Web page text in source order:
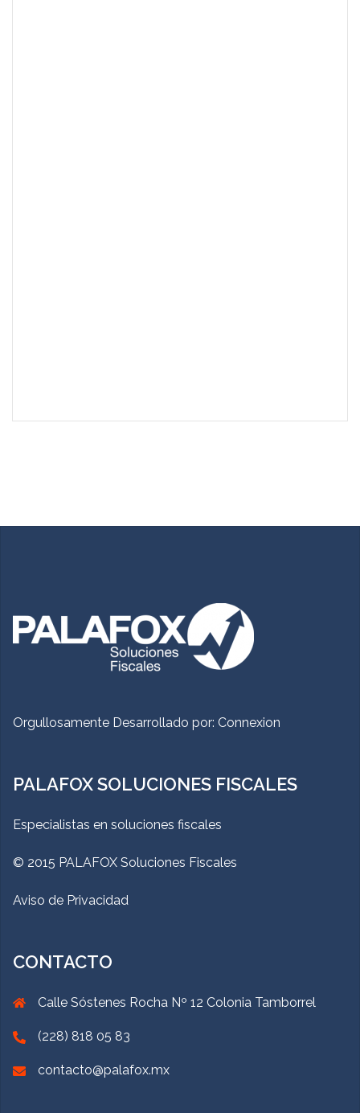
Orgullosamente Desarrollado por: Connexion
PALAFOX SOLUCIONES FISCALES
Especialistas en soluciones fiscales
© 2015 PALAFOX Soluciones Fiscales
Aviso de Privacidad
CONTACTO
Calle Sóstenes Rocha Nº 12 Colonia Tamborrel
(228) 818 05 83
contacto@palafox.mx